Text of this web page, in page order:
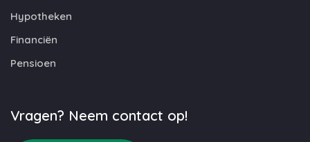
Hypotheken
Financiën
Pensioen
Vragen? Neem contact op!